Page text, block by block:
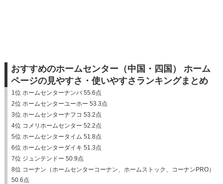
おすすめのホームセンター（中国・四国） ホーム
ページの見やすさ・使いやすさランキングまとめ
1位 ホームセンターナンバ 55.6点
2位 ホームセンターユーホー 53.3点
3位 ホームセンターナフコ 53.2点
4位 コメリホームセンター 52.2点
5位 ホームセンタータイム 51.8点
6位 ホームセンターダイキ 51.3点
7位 ジュンテンドー 50.9点
8位 コーナン（ホームセンターコーナン、ホームストック、コーナンPRO）
50.6点